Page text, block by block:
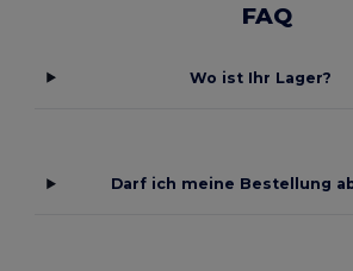
FAQ
Wo ist Ihr Lager?
Darf ich meine Bestellung